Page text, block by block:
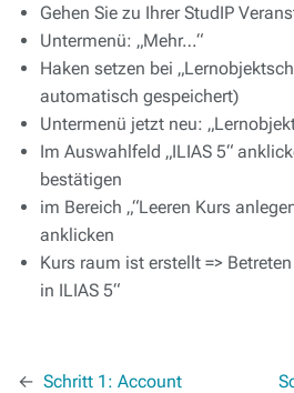
Gehen Sie zu Ihrer StudIP
Untermenü: „Mehr…“
Haken setzen bei
automatisch gespeichert)
Untermenü jetzt neu:
Im Auswahlfeld „ILIAS 5“
bestätigen
im Bereich „“Leeren Kurs
anklicken
Kurs raum ist erstellt =>
in ILIAS 5“
← Schritt 1: Account